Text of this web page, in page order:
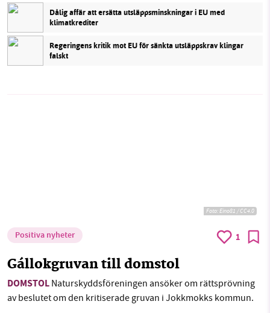
Dålig affär att ersätta utsläppsminskningar i EU med
klimatkrediter
Regeringens kritik mot EU för sänkta utsläppskrav klingar
falskt
Foto: Eino81 / CC4.0
Positiva nyheter 1
Gállokgruvan till domstol
DOMSTOL Naturskyddsföreningen ansöker om rättsprövning
av beslutet om den kritiserade gruvan i Jokkmokks kommun.